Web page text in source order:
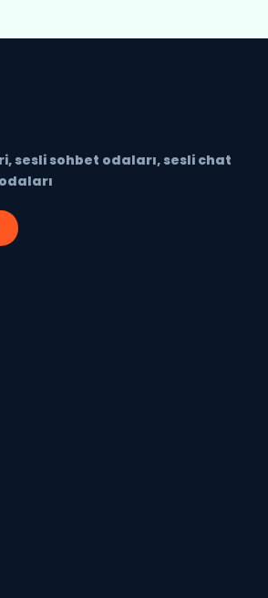
sesli sohbet odaları, sesli chat